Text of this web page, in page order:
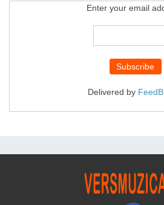
Enter your email
Delivered by